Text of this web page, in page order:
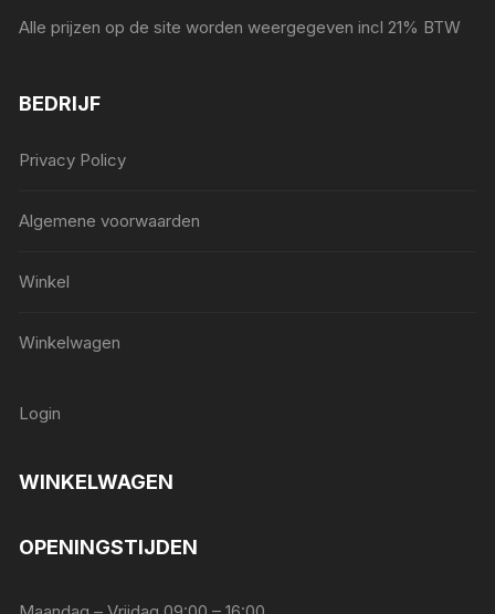
Alle prijzen op de site worden weergegeven incl 21% BTW
BEDRIJF
Privacy Policy
Algemene voorwaarden
Winkel
Winkelwagen
Login
WINKELWAGEN
OPENINGSTIJDEN